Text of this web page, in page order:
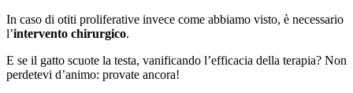
In caso di otiti proliferative invece come abbiamo visto, è necessario
l’intervento chirurgico.
E se il gatto scuote la testa, vanificando l’efficacia della terapia? Non
perdetevi d’animo: provate ancora!